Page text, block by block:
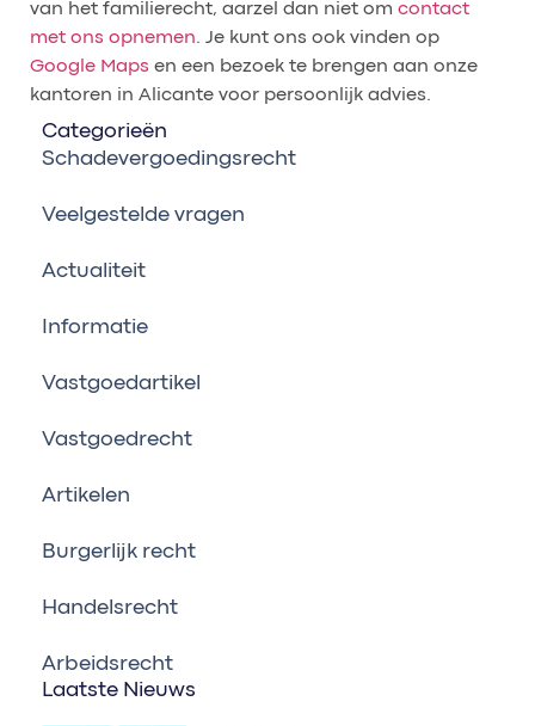
van het familierecht, aarzel dan niet om contact
met ons opnemen. Je kunt ons ook vinden op
Google Maps en een bezoek te brengen aan onze
kantoren in Alicante voor persoonlijk advies.
Categorieën
Schadevergoedingsrecht
Veelgestelde vragen
Actualiteit
Informatie
Vastgoedartikel
Vastgoedrecht
Artikelen
Burgerlijk recht
Handelsrecht
Arbeidsrecht
Laatste Nieuws